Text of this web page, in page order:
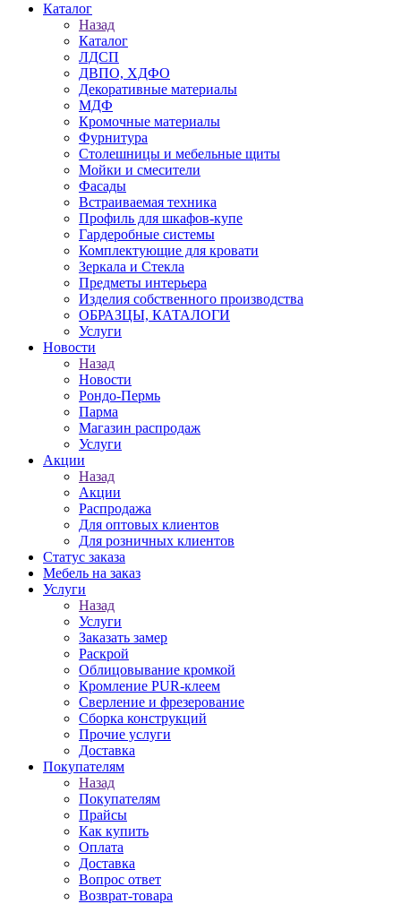
Каталог
Назад
Каталог
ЛДСП
ДВПО, ХДФО
Декоративные материалы
МДФ
Кромочные материалы
Фурнитура
Столешницы и мебельные щиты
Мойки и смесители
Фасады
Встраиваемая техника
Профиль для шкафов-купе
Гардеробные системы
Комплектующие для кровати
Зеркала и Стекла
Предметы интерьера
Изделия собственного производства
ОБРАЗЦЫ, КАТАЛОГИ
Услуги
Новости
Назад
Новости
Рондо-Пермь
Парма
Магазин распродаж
Услуги
Акции
Назад
Акции
Распродажа
Для оптовых клиентов
Для розничных клиентов
Статус заказа
Мебель на заказ
Услуги
Назад
Услуги
Заказать замер
Раскрой
Облицовывание кромкой
Кромление PUR-клеем
Сверление и фрезерование
Сборка конструкций
Прочие услуги
Доставка
Покупателям
Назад
Покупателям
Прайсы
Как купить
Оплата
Доставка
Вопрос ответ
Возврат-товара